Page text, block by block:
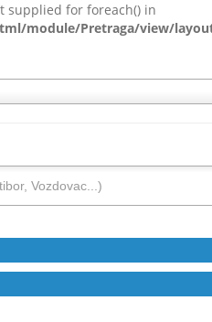
supplied for foreach() in
module/Pretraga/view/